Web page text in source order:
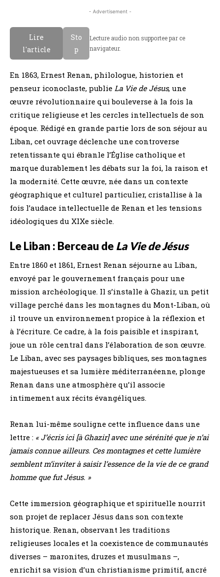
- Advertisement -
Lire
l'article
Sto
p
Lecture audio non supportee par ce
navigateur.
En 1863, Ernest Renan, philologue, historien et
penseur iconoclaste, publie La Vie de Jésus, une
œuvre révolutionnaire qui bouleverse à la fois la
critique religieuse et les cercles intellectuels de son
époque. Rédigé en grande partie lors de son séjour au
Liban, cet ouvrage déclenche une controverse
retentissante qui ébranle l’Église catholique et
marque durablement les débats sur la foi, la raison et
la modernité. Cette œuvre, née dans un contexte
géographique et culturel particulier, cristallise à la
fois l’audace intellectuelle de Renan et les tensions
idéologiques du XIXe siècle.
Le Liban : Berceau de La Vie de Jésus
Entre 1860 et 1861, Ernest Renan séjourne au Liban,
envoyé par le gouvernement français pour une
mission archéologique. Il s’installe à Ghazir, un petit
village perché dans les montagnes du Mont-Liban, où
il trouve un environnement propice à la réflexion et
à l’écriture. Ce cadre, à la fois paisible et inspirant,
joue un rôle central dans l’élaboration de son œuvre.
Le Liban, avec ses paysages bibliques, ses montagnes
majestueuses et sa lumière méditerranéenne, plonge
Renan dans une atmosphère qu’il associe
intimement aux récits évangéliques.
Renan lui-même souligne cette influence dans une
lettre : « J’écris ici [à Ghazir] avec une sérénité que je n’ai
jamais connue ailleurs. Ces montagnes et cette lumière
semblent m’inviter à saisir l’essence de la vie de ce grand
homme que fut Jésus. »
Cette immersion géographique et spirituelle nourrit
son projet de replacer Jésus dans son contexte
historique. Renan, observant les traditions
religieuses locales et la coexistence de communautés
diverses – maronites, druzes et musulmans –,
enrichit sa vision d’un christianisme primitif, ancré